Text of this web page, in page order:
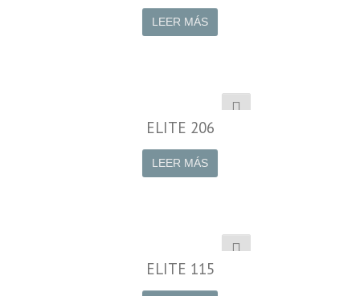
LEER MÁS
ELITE 206
LEER MÁS
ELITE 115